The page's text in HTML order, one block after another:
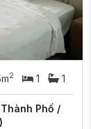
2 1 1
Phố /